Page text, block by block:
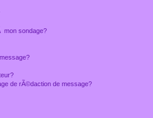
mon sondage?
de rÃ©daction de message?